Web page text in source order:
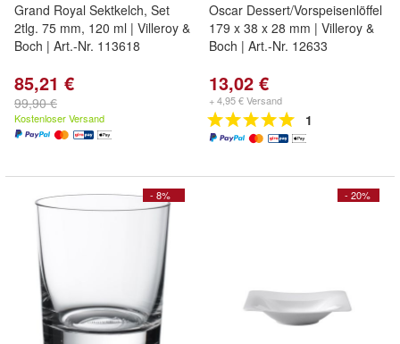
Grand Royal Sektkelch, Set
2tlg. 75 mm, 120 ml | Villeroy &
Boch | Art.-Nr. 113618
85,21 €
99,90 €
Kostenloser Versand
Oscar Dessert/Vorspeisenlöffel
179 x 38 x 28 mm | Villeroy &
Boch | Art.-Nr. 12633
13,02 €
+ 4,95 € Versand
1
- 8% - 20%